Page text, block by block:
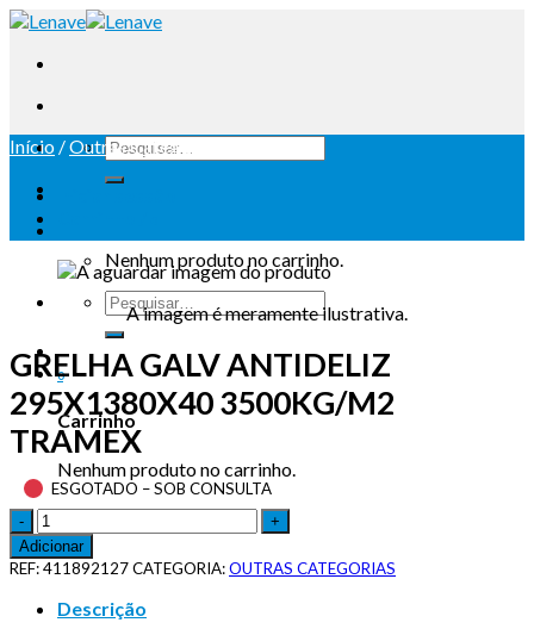
Nenhum produto no carrinho.
0
Carrinho
Nenhum produto no carrinho.
Início /Outras Categorias
A imagem é meramente ilustrativa.
GRELHA GALV ANTIDELIZ
295X1380X40 3500KG/M2
TRAMEX
ESGOTADO – SOB CONSULTA
Adicionar
REF:411892127CATEGORIA:OUTRAS CATEGORIAS
Descrição